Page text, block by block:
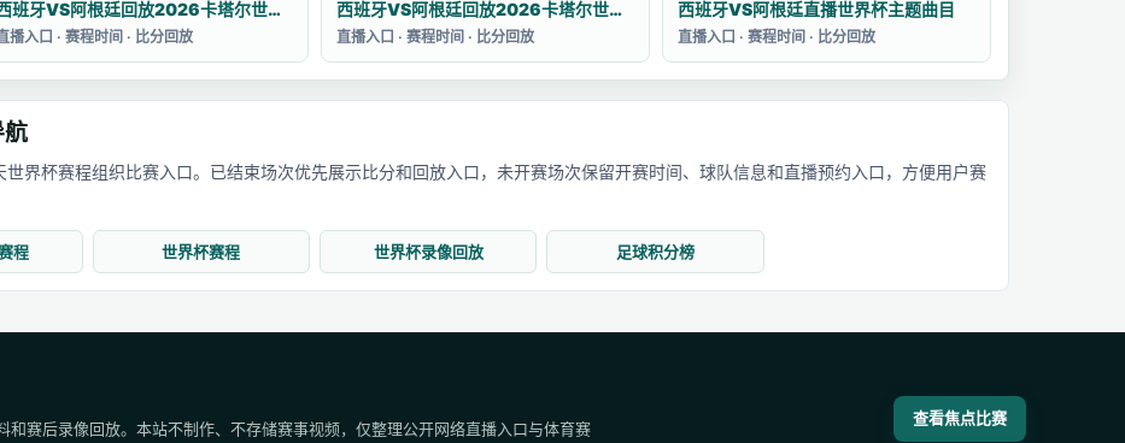
西班牙VS阿根廷回放2026卡塔尔世界杯赛
播入口 · 赛程时间 · 比分回放
西班牙VS阿根廷回放2026卡塔尔世界杯
直播入口 · 赛程时间 · 比分回放
西班牙VS阿根廷直播世界杯主题曲目
直播入口 · 赛程时间 · 比分回放
界杯赛程组织比赛入口。已结束场次优先展示比分和回放入口，未开赛场次保留开赛时间、球队信息和直播预约入口，方便用户赛
程 世界杯赛程 世界杯录像回放 足球积分榜
赛后录像回放。本站不制作、不存储赛事视频，仅整理公开网络直播入口与体育赛
查看焦点比赛